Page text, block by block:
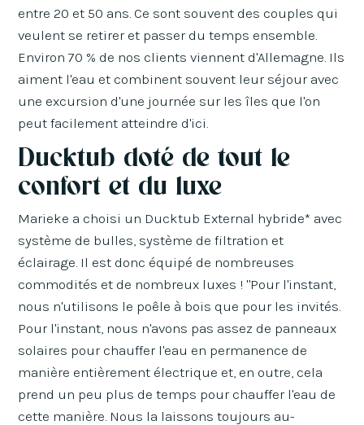
entre 20 et 50 ans. Ce sont souvent des couples qui
veulent se retirer et passer du temps ensemble.
Environ 70 % de nos clients viennent d'Allemagne. Ils
aiment l'eau et combinent souvent leur séjour avec
une excursion d'une journée sur les îles que l'on
peut facilement atteindre d'ici.
Ducktub doté de tout le
confort et du luxe
Marieke a choisi un Ducktub External hybride* avec
système de bulles, système de filtration et
éclairage. Il est donc équipé de nombreuses
commodités et de nombreux luxes ! "Pour l'instant,
nous n'utilisons le poêle à bois que pour les invités.
Pour l'instant, nous n'avons pas assez de panneaux
solaires pour chauffer l'eau en permanence de
manière entièrement électrique et, en outre, cela
prend un peu plus de temps pour chauffer l'eau de
cette manière. Nous la laissons toujours au-